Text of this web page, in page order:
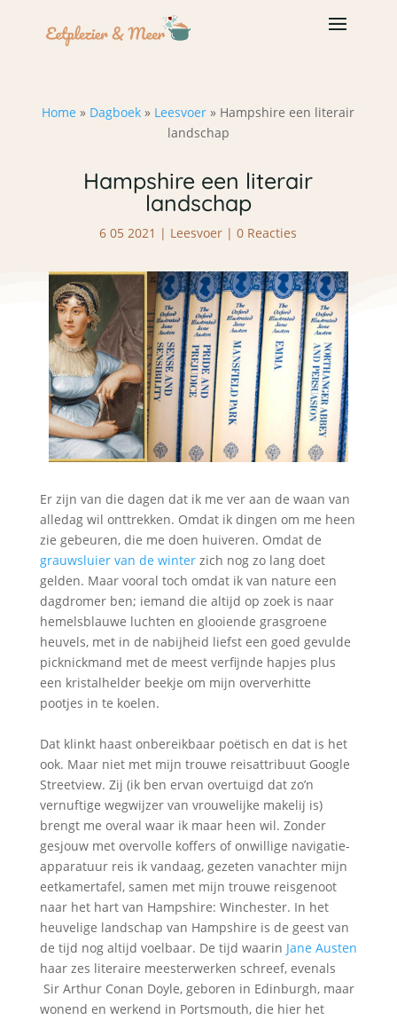
Home » Dagboek » Leesvoer » Hampshire een literair
landschap
Hampshire een literair
landschap
6 05 2021 | Leesvoer |0 Reacties
Er zijn van die dagen dat ik me ver aan de waan van
alledag wil onttrekken. Omdat ik dingen om me heen
zie gebeuren, die me doen huiveren. Omdat de
grauwsluier van de winter zich nog zo lang doet
gelden. Maar vooral toch omdat ik van nature een
dagdromer ben; iemand die altijd op zoek is naar
hemelsblauwe luchten en glooiende grasgroene
heuvels, met in de nabijheid liefst een goed gevulde
picknickmand met de meest verfijnde hapjes plus
een kristalhelder beekje om mijn oververhitte
pootjes in te koelen.
Dat klinkt haast onbereikbaar poëtisch en dat is het
ook. Maar niet met mijn trouwe reisattribuut Google
Streetview. Zij (ik ben ervan overtuigd dat zo’n
vernuftige wegwijzer van vrouwelijke makelij is)
brengt me overal waar ik maar heen wil. Zonder
gesjouw met overvolle koffers of onwillige navigatie-
apparatuur reis ik vandaag, gezeten vanachter mijn
eetkamertafel, samen met mijn trouwe reisgenoot
naar het hart van Hampshire: Winchester. In het
heuvelige landschap van Hampshire is de geest van
de tijd nog altijd voelbaar. De tijd waarin Jane Austen
haar zes literaire meesterwerken schreef, evenals
Sir Arthur Conan Doyle, geboren in Edinburgh, maar
wonend en werkend in Portsmouth, die hier het